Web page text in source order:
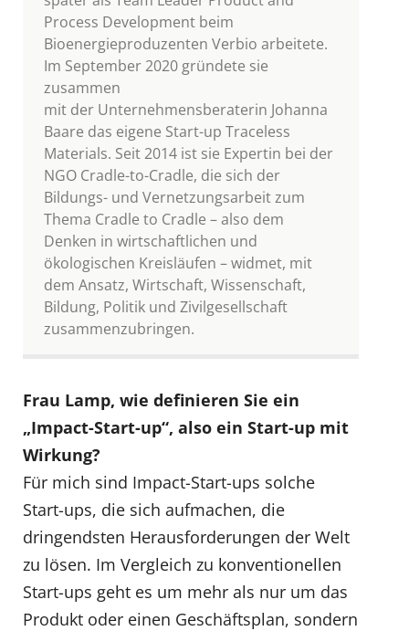
Process Development beim
Bioenergieproduzenten Verbio arbeitete.
Im September 2020 gründete sie
zusammen
mit der Unternehmensberaterin Johanna
Baare das eigene Start-up Traceless
Materials. Seit 2014 ist sie Expertin bei der
NGO Cradle-to-Cradle, die sich der
Bildungs- und Vernetzungsarbeit zum
Thema Cradle to Cradle – also dem
Denken in wirtschaftlichen und
ökologischen Kreisläufen – widmet, mit
dem Ansatz, Wirtschaft, Wissenschaft,
Bildung, Politik und Zivilgesellschaft
zusammenzubringen.
Frau Lamp, wie definieren Sie ein
„Impact-Start-up“, also ein Start-up mit
Wirkung?
Für mich sind Impact-Start-ups solche
Start-ups, die sich aufmachen, die
dringendsten Herausforderungen der Welt
zu lösen. Im Vergleich zu konventionellen
Start-ups geht es um mehr als nur um das
Produkt oder einen Geschäftsplan, sondern